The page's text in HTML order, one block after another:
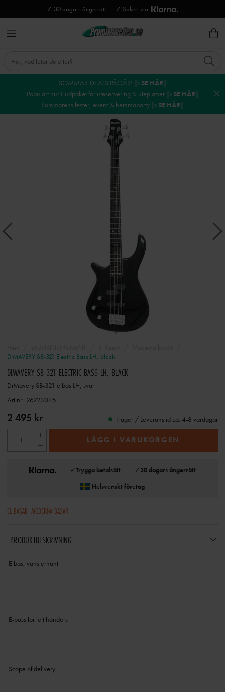
✓ 30 dagars ångerrätt ✓ Säkert via
SOMMAR-DEALS PÅGÅR! |› SE HÄR|
Populärt nu! Ljudpaket för uteservering & uteplatser |› SE HÄR|
Sommarens fester, event & hemmaparty |› SE HÄR|
DIMAVERY SB-321 Electric Bass LH, black
DIMAVERY SB-321 ELECTRIC BASS LH, BLACK
DiMavery SB-321 elbas LH, svart
Art nr: 26223045
2 495 kr I lager / Leveranstid ca. 4-8 vardagar
LÄGG I VARUKORGEN
✓Trygga betalsätt ✓30 dagars ångerrätt
Helsvenskt företag
EL BASAR MODERNA BASAR
PRODUKTBESKRIVNING
Elbas, vänsterhänt
E-bass for left handers
Scope of delivery